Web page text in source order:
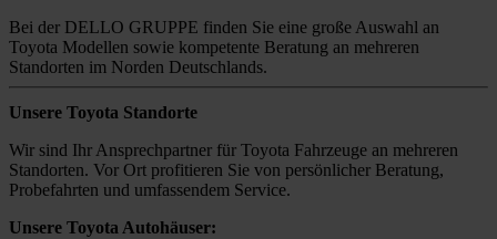
Bei der DELLO GRUPPE finden Sie eine große Auswahl an
Toyota Modellen sowie kompetente Beratung an mehreren
Standorten im Norden Deutschlands.
Unsere Toyota Standorte
Wir sind Ihr Ansprechpartner für Toyota Fahrzeuge an mehreren
Standorten. Vor Ort profitieren Sie von persönlicher Beratung,
Probefahrten und umfassendem Service.
Unsere Toyota Autohäuser: